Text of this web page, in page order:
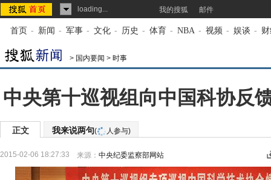
loading... 我的搜狐 邮件
首页 - 新闻 - 军事 - 文化 - 历史 - 体育 - NBA - 视频 - 娱谈 -
> 国内要闻 > 时事
中央第十巡视组向中国科协反
正文 我来说两句( 人参与)
2015-02-06 18:27:33 来源： 中央纪委监察部网站